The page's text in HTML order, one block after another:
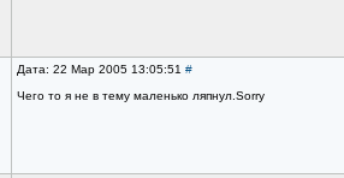
Дата: 22 Мар 2005 13:05:51 #
Чего то я не в тему маленько ляпнул.Sorry